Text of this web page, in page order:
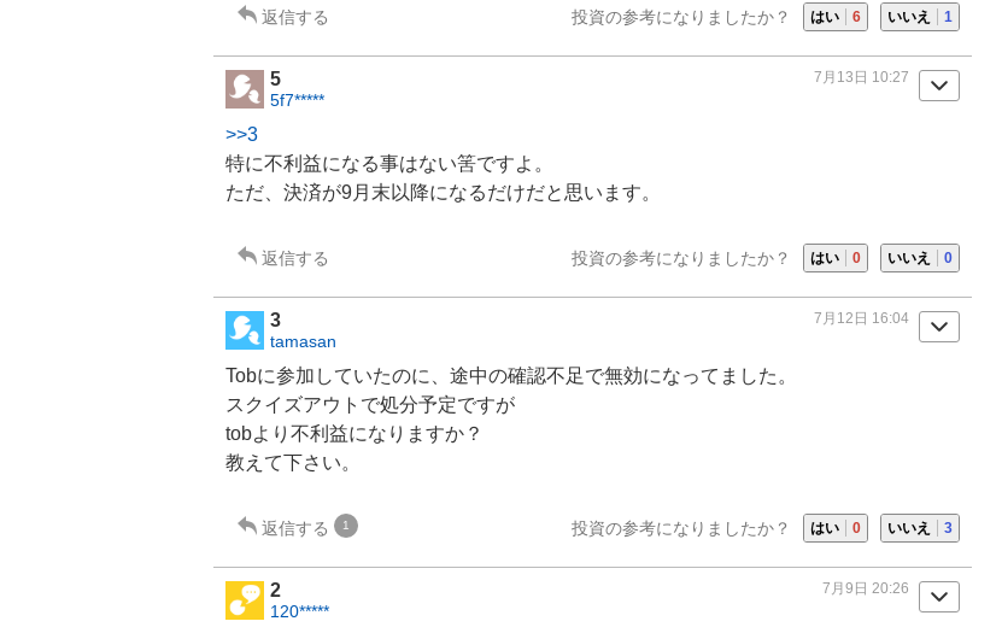
返信する 投資の参考になりましたか？ はい 6 いいえ 1
5
5f7*****
7月13日 10:27
>>3
特に不利益になる事はない筈ですよ。
ただ、決済が9月末以降になるだけだと思います。
返信する 投資の参考になりましたか？ はい 0 いいえ 0
3
tamasan
7月12日 16:04
Tobに参加していたのに、途中の確認不足で無効になってました。
スクイズアウトで処分予定ですが
tobより不利益になりますか？
教えて下さい。
返信する 1 投資の参考になりましたか？ はい 0 いいえ 3
2
120*****
7月9日 20:26